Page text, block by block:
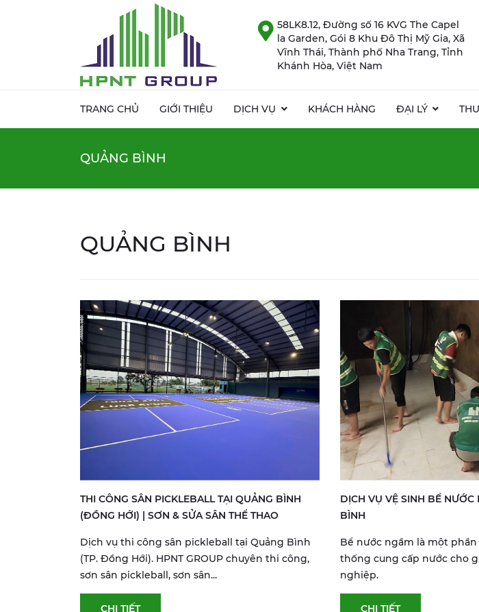
TRANG CHỦ GIỚI THIỆU DỊCH VỤ KHÁCH HÀNG ĐẠI LÝ
58LK8.12, Đường số 16 KVG The Capel
la Garden, Gói 8 Khu Đô Thị Mỹ Gia, Xã
Vĩnh Thái, Thành phố Nha Trang, Tỉnh
Khánh Hòa, Việt Nam
QUẢNG BÌNH
QUẢNG BÌNH
THI CÔNG SÂN PICKLEBALL TẠI QUẢNG BÌNH
(ĐỒNG HỚI) | SƠN & SỬA SÂN THỂ THAO
Dịch vụ thi công sân pickleball tại Quảng Bình
(TP. Đồng Hới). HPNT GROUP chuyên thi công,
sơn sân pickleball, sơn sân...
CHI TIẾT
DỊCH VỤ VỆ SINH BỂ NƯỚC
BÌNH
Bể nước ngầm là một
thống cung cấp nước cho
nghiệp.
CHI TIẾT